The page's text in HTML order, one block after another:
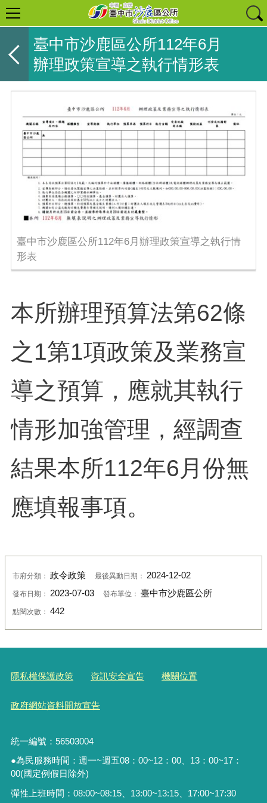
臺中市沙鹿區公所112年6月
辦理政策宣導之執行情形表
臺中市沙鹿區公所112年6月辦理政策宣導之執行情
形表
本所辦理預算法第62條
之1第1項政策及業務宣
導之預算，應就其執行
情形加強管理，經調查
結果本所112年6月份無
應填報事項。
市府分類： 政令政策 最後異動日期： 2024-12-02
發布日期： 2023-07-03 發布單位： 臺中市沙鹿區公所
點閱次數： 442
隱私權保護政策 資訊安全宣告 機關位置
政府網站資料開放宣告
統一編號：56503004
●為民服務時間：週一~週五08：00~12：00、13：00~17：
00(國定例假日除外)
彈性上班時間：08:00~08:15、13:00~13:15、17:00~17:30